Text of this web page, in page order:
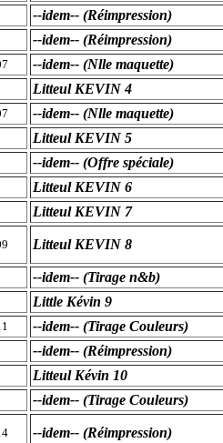
--idem-- (Réimpression)
--idem-- (Réimpression)
--idem-- (Nlle maquette)
Litteul KEVIN 4
--idem-- (Nlle maquette)
Litteul KEVIN 5
--idem-- (Offre spéciale)
Litteul KEVIN 6
Litteul KEVIN 7
Litteul KEVIN 8
--idem-- (Tirage n&b)
Little Kévin 9
--idem-- (Tirage Couleurs)
--idem-- (Réimpression)
Litteul Kévin 10
--idem-- (Tirage Couleurs)
--idem-- (Réimpression)